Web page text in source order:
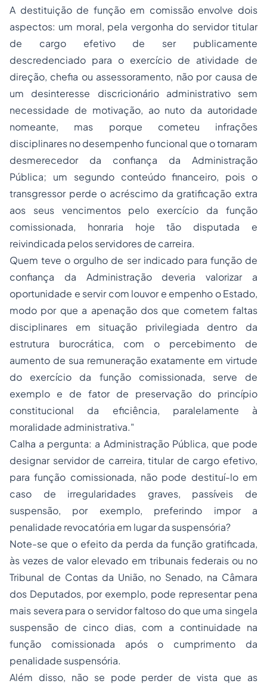
A destituição de função em comissão envolve dois
aspectos: um moral, pela vergonha do servidor titular
de cargo efetivo de ser publicamente
descredenciado para o exercício de atividade de
direção, chefia ou assessoramento, não por causa de
um desinteresse discricionário administrativo sem
necessidade de motivação, ao nuto da autoridade
nomeante, mas porque cometeu infrações
disciplinares no desempenho funcional que o tornaram
desmerecedor da confiança da Administração
Pública; um segundo conteúdo financeiro, pois o
transgressor perde o acréscimo da gratificação extra
aos seus vencimentos pelo exercício da função
comissionada, honraria hoje tão disputada e
reivindicada pelos servidores de carreira.
Quem teve o orgulho de ser indicado para função de
confiança da Administração deveria valorizar a
oportunidade e servir com louvor e empenho o Estado,
modo por que a apenação dos que cometem faltas
disciplinares em situação privilegiada dentro da
estrutura burocrática, com o percebimento de
aumento de sua remuneração exatamente em virtude
do exercício da função comissionada, serve de
exemplo e de fator de preservação do princípio
constitucional da eficiência, paralelamente à
moralidade administrativa."
Calha a pergunta: a Administração Pública, que pode
designar servidor de carreira, titular de cargo efetivo,
para função comissionada, não pode destituí-lo em
caso de irregularidades graves, passíveis de
suspensão, por exemplo, preferindo impor a
penalidade revocatória em lugar da suspensória?
Note-se que o efeito da perda da função gratificada,
às vezes de valor elevado em tribunais federais ou no
Tribunal de Contas da União, no Senado, na Câmara
dos Deputados, por exemplo, pode representar pena
mais severa para o servidor faltoso do que uma singela
suspensão de cinco dias, com a continuidade na
função comissionada após o cumprimento da
penalidade suspensória.
Além disso, não se pode perder de vista que as